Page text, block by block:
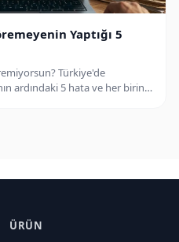
Yaptığı 5
Türkiye'de
ardındaki 5 hata ve her birinin
ÜRÜN